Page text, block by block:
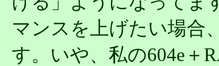
マンスを上げたい場合
す。いや、私の604e＋